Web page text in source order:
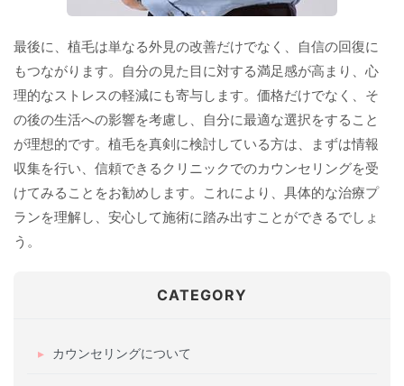
最後に、植毛は単なる外見の改善だけでなく、自信の回復に
もつながります。自分の見た目に対する満足感が高まり、心
理的なストレスの軽減にも寄与します。価格だけでなく、そ
の後の生活への影響を考慮し、自分に最適な選択をすること
が理想的です。植毛を真剣に検討している方は、まずは情報
収集を行い、信頼できるクリニックでのカウンセリングを受
けてみることをお勧めします。これにより、具体的な治療プ
ランを理解し、安心して施術に踏み出すことができるでしょ
う。
CATEGORY
カウンセリングについて